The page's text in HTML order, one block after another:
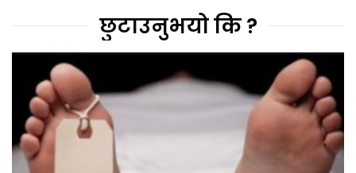
छुटाउनुभयो कि ?